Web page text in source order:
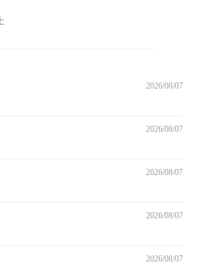
2026/08/07
2026/08/07
2026/08/07
2026/08/07
2026/08/07